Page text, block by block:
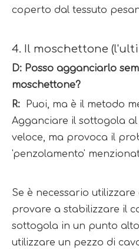
coperto dal tessuto
4. Il moschettone
D: Posso agganciarlo
moschettone?
R:
Puoi, ma è il metodo
Agganciare il sottogola
veloce, ma provoca il
'penzolamento'
Se è necessario
provare a stabilizzare il
sottogola in un punto
utilizzare un pezzo di